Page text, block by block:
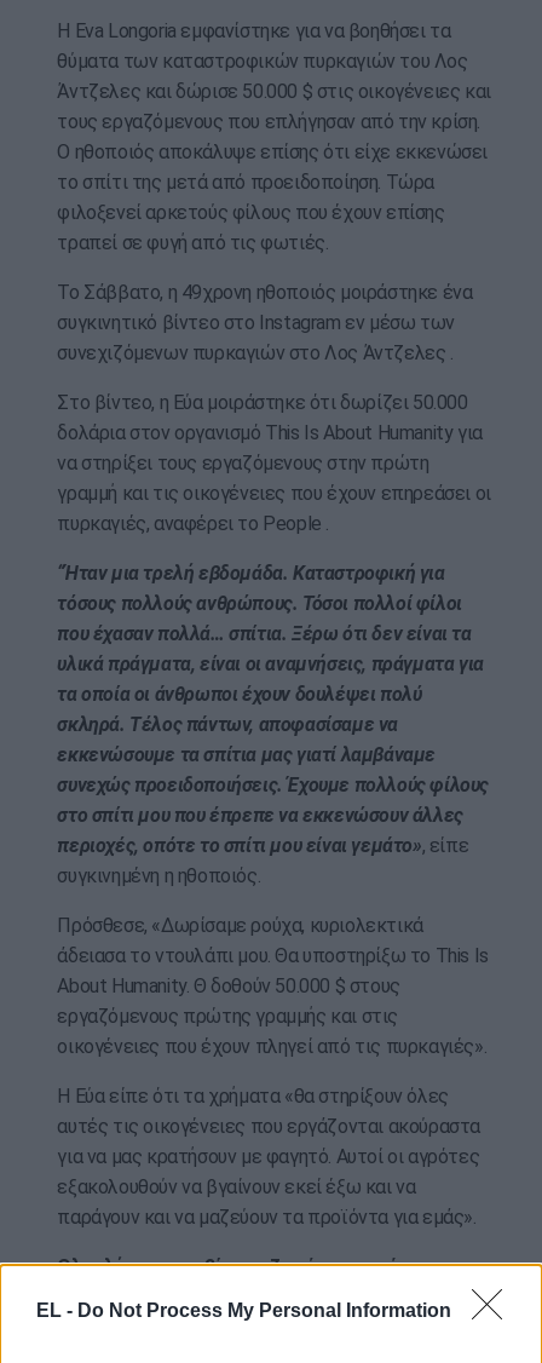
EL - Do Not Process My Personal Information
Η Eva Longoria εμφανίστηκε για να βοηθήσει τα
θύματα των καταστροφικών πυρκαγιών του Λος
Άντζελες και δώρισε 50.000 $ στις οικογένειες και
τους εργαζόμενους που επλήγησαν από την κρίση.
Ο ηθοποιός αποκάλυψε επίσης ότι είχε εκκενώσει
το σπίτι της μετά από προειδοποίηση. Τώρα
φιλοξενεί αρκετούς φίλους που έχουν επίσης
τραπεί σε φυγή από τις φωτιές.
Το Σάββατο, η 49χρονη ηθοποιός μοιράστηκε ένα
συγκινητικό βίντεο στο Instagram εν μέσω των
συνεχιζόμενων πυρκαγιών στο Λος Άντζελες .
Στο βίντεο, η Εύα μοιράστηκε ότι δωρίζει 50.000
δολάρια στον οργανισμό This Is About Humanity για
να στηρίξει τους εργαζόμενους στην πρώτη
γραμμή και τις οικογένειες που έχουν επηρεάσει οι
πυρκαγιές, αναφέρει το People .
“Ήταν μια τρελή εβδομάδα. Καταστροφική για
τόσους πολλούς ανθρώπους. Τόσοι πολλοί φίλοι
που έχασαν πολλά… σπίτια. Ξέρω ότι δεν είναι τα
υλικά πράγματα, είναι οι αναμνήσεις, πράγματα για
τα οποία οι άνθρωποι έχουν δουλέψει πολύ
σκληρά. Τέλος πάντων, αποφασίσαμε να
εκκενώσουμε τα σπίτια μας γιατί λαμβάναμε
συνεχώς προειδοποιήσεις. Έχουμε πολλούς φίλους
στο σπίτι μου που έπρεπε να εκκενώσουν άλλες
περιοχές, οπότε το σπίτι μου είναι γεμάτο», είπε
συγκινημένη η ηθοποιός.
Πρόσθεσε, «Δωρίσαμε ρούχα, κυριολεκτικά
άδειασα το ντουλάπι μου. Θα υποστηρίξω το This Is
About Humanity. Θ δοθούν 50.000 $ στους
εργαζόμενους πρώτης γραμμής και στις
οικογένειες που έχουν πληγεί από τις πυρκαγιές».
Η Εύα είπε ότι τα χρήματα «θα στηρίξουν όλες
αυτές τις οικογένειες που εργάζονται ακούραστα
για να μας κρατήσουν με φαγητό. Αυτοί οι αγρότες
εξακολουθούν να βγαίνουν εκεί έξω και να
παράγουν και να μαζεύουν τα προϊόντα για εμάς».
Ολοκλήρωσε το βίντεο ζητώντας από τους
κατοίκους του Λος Άντζελες «απλώς να
παραμείνουν δυνατοί». Η Εύα είπε ότι δεν είναι η